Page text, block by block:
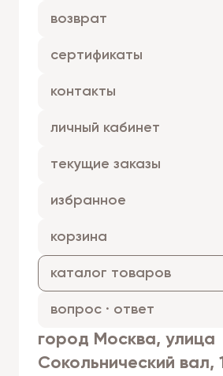
город Москва, улица
Сокольнический вал, 1
возврат
сертификаты
контакты
личный кабинет
текущие заказы
избранное
корзина
каталог товаров
вопрос · ответ